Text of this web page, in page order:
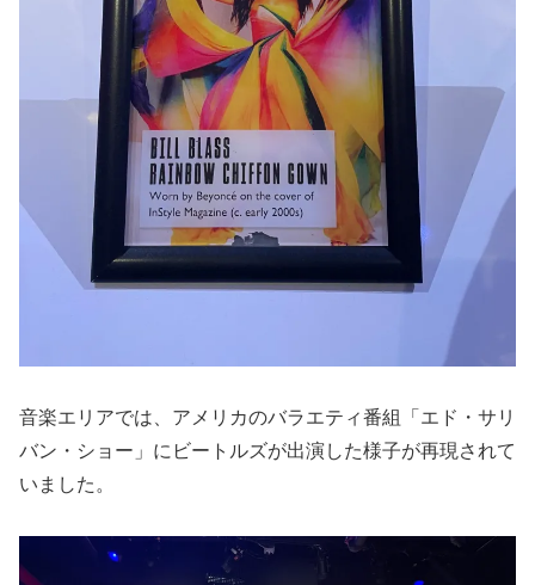
音楽エリアでは、アメリカのバラエティ番組「エド・サリ
バン・ショー」にビートルズが出演した様子が再現されて
いました。